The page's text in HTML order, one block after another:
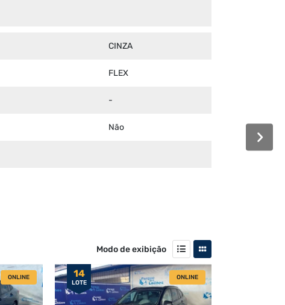
CINZA
FLEX
-
Não
Modo de exibição
ONLINE 14
LOTE
ONLINE